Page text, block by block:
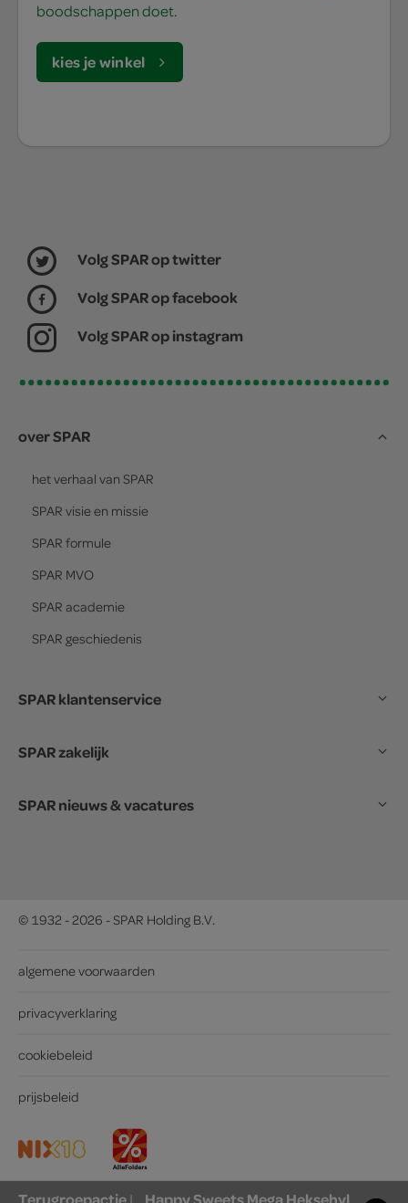
boodschappen doet.
kies je winkel
Volg SPAR op twitter
Volg SPAR op facebook
Volg SPAR op instagram
over SPAR
het verhaal van SPAR
SPAR visie en missie
SPAR formule
SPAR MVO
SPAR academie
SPAR geschiedenis
SPAR klantenservice
SPAR zakelijk
SPAR nieuws & vacatures
© 1932 - 2026 - SPAR Holding B.V.
algemene voorwaarden
privacyverklaring
cookiebeleid
prijsbeleid
|